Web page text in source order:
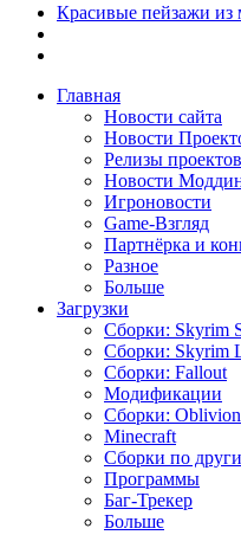
Красивые пейзажи из
Главная
Новости сайта
Новости
Релизы проектов
Новости
Игроновости
Game-Взгляд
Партнёрка и
Разное
Больше
Загрузки
Сборки: Skyrim
Сборки: Skyrim
Сборки: Fallout
Модификации
Сборки: Oblivion
Minecraft
Сборки по
Программы
Баг-Трекер
Больше